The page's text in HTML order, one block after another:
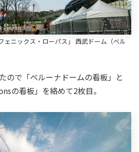
ェニックス・ローパス」 西武ドーム（ベル
ので「ベルーナドームの看板」と
の看板」を絡めて2枚目。